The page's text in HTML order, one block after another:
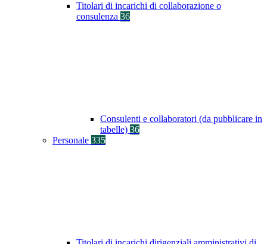
Titolari di incarichi di collaborazione o
consulenza 36
Consulenti e collaboratori (da pubblicare in
tabelle) 36
Personale 335